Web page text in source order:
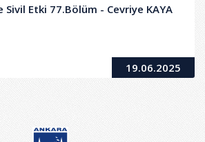
Etki 77.Bölüm - Cevriye KAYA
19.06.2025